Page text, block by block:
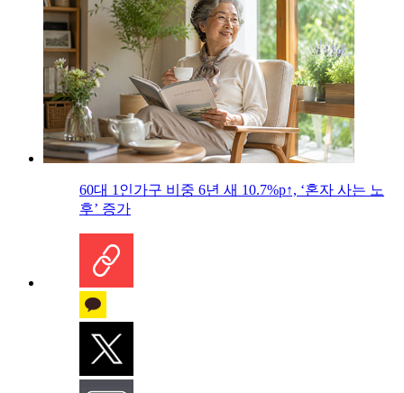
60대 1인가구 비중 6년 새 10.7%p↑, ‘혼자 사는 노
후’ 증가